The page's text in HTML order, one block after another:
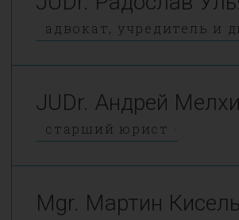
адвокат, учредитель и
JUDr. Андрей
старший юрист
Mgr. Мартин Кисель